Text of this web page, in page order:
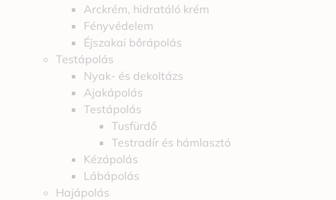
Arckrém, hidratáló krém
Fényvédelem
Éjszakai bőrápolás
Testápolás
Nyak- és dekoltázs
Ajakápolás
Testápolás
Tusfürdő
Testradír és hámlasztó
Kézápolás
Lábápolás
Hajápolás